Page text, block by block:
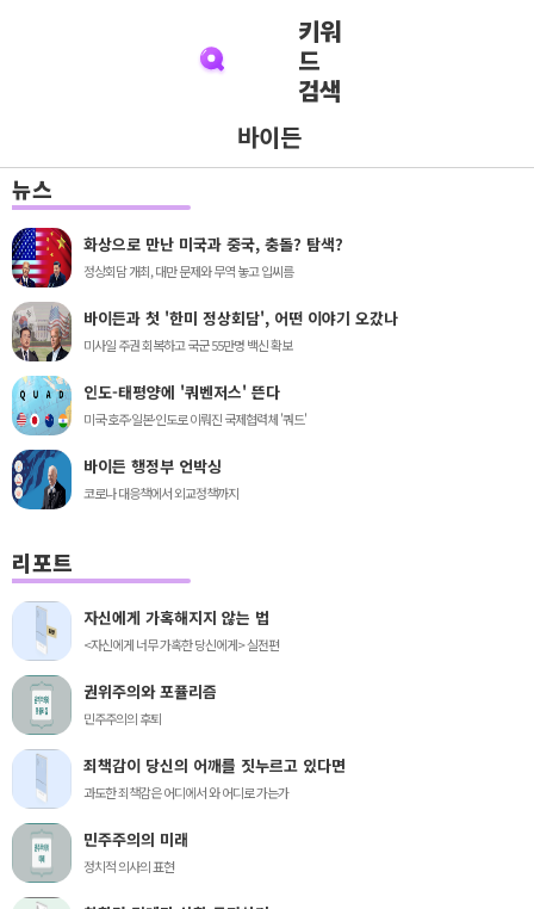
키워
드
검색
바이든
뉴스
화상으로 만난 미국과 중국, 충돌? 탐색?
정상회담 개최, 대만 문제와 무역 놓고 입씨름
바이든과 첫 '한미 정상회담', 어떤 이야기 오갔나
미사일 주권 회복하고 국군 55만명 백신 확보
인도-태평양에 '쿼벤저스' 뜬다
미국·호주·일본·인도로 이뤄진 국제협력체 '쿼드'
바이든 행정부 언박싱
코로나 대응책에서 외교정책까지
리포트
자신에게 가혹해지지 않는 법
<자신에게 너무 가혹한 당신에게> 실전편
권위주의와 포퓰리즘
민주주의의 후퇴
죄책감이 당신의 어깨를 짓누르고 있다면
과도한 죄책감은 어디에서 와 어디로 가는가
민주주의의 미래
정치적 의사의 표현